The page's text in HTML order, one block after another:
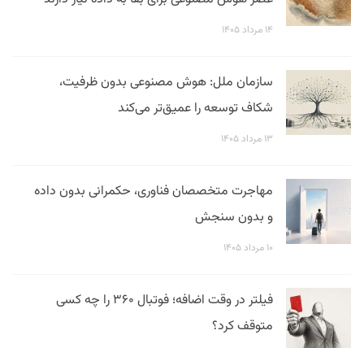
۱۴ مرداد ۱۴۰۵
سازمان ملل: هوش مصنوعی بدون ظرفیت،
شکاف توسعه را عمیق‌تر می‌کند
۱۳ مرداد ۱۴۰۵
مهاجرت متخصصان فناوری، حکمرانی بدون داده
و بدون سنجش
۱۰ مرداد ۱۴۰۵
فیلتر در وقت اضافه؛ فوتبال ۳۶۰ را چه کسی
متوقف کرد؟